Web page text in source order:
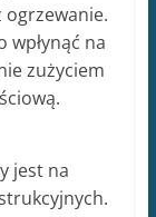
ogrzewanie.
wpłynąć na
zużyciem
jest na